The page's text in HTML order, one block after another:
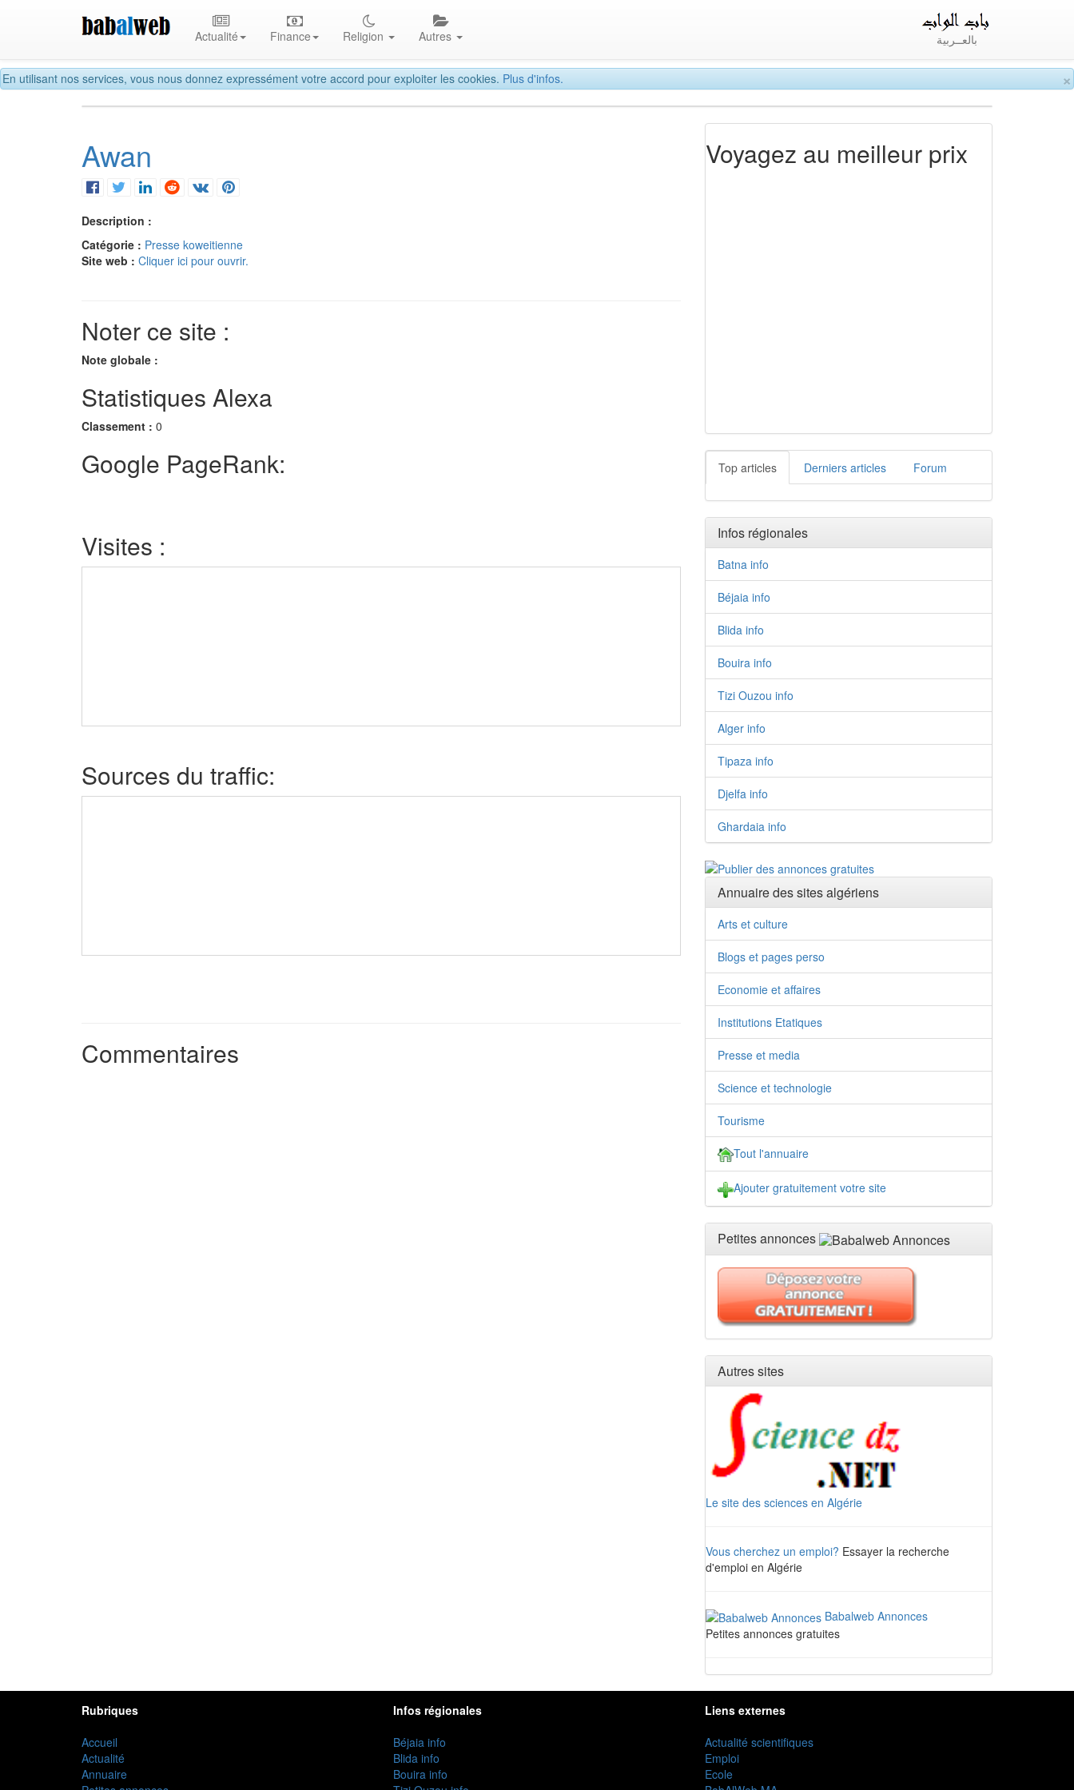
×
En utilisant nos services, vous nous donnez expressément votre accord pour exploiter les cookies. Plus d'infos.
Actualité Finance Religion Autres بالعــربية
Awan
Description :
Catégorie : Presse koweitienne
Site web : Cliquer ici pour ouvrir.
Noter ce site :
Note globale :
Statistiques Alexa
Classement : 0
Google PageRank:
Visites :
Sources du traffic:
Commentaires
Voyagez au meilleur prix
Top articles Derniers articles Forum
Infos régionales
Batna info
Béjaia info
Blida info
Bouira info
Tizi Ouzou info
Alger info
Tipaza info
Djelfa info
Ghardaia info
Annuaire des sites algériens
Arts et culture
Blogs et pages perso
Economie et affaires
Institutions Etatiques
Presse et media
Science et technologie
Tourisme
Tout l'annuaire
Ajouter gratuitement votre site
Petites annonces
Autres sites
Le site des sciences en Algérie
Vous cherchez un emploi? Essayer la recherche
d'emploi en Algérie
Babalweb Annonces
Petites annonces gratuites
Rubriques
Accueil
Actualité
Annuaire
Infos régionales
Béjaia info
Blida info
Bouira info
Liens externes
Actualité scientifiques
Emploi
Ecole